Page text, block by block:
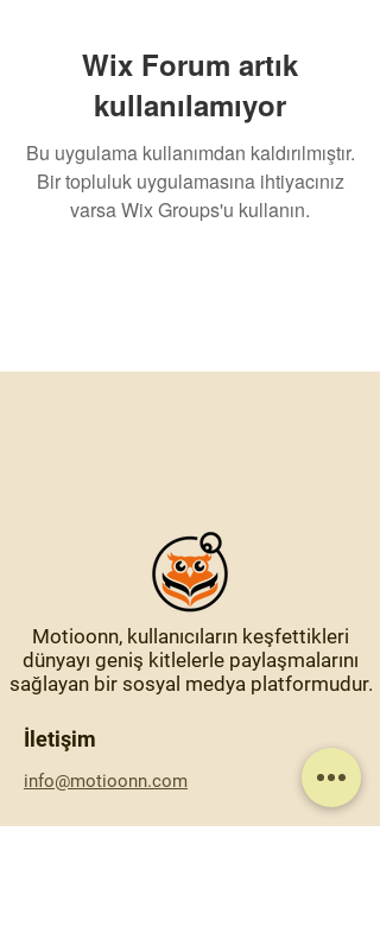
Wix Forum artık
kullanılamıyor
Bu uygulama kullanımdan kaldırılmıştır.
Bir topluluk uygulamasına ihtiyacınız
varsa Wix Groups'u kullanın.
Motioonn, kullanıcıların keşfettikleri
dünyayı geniş kitlelerle paylaşmalarını
sağlayan bir sosyal medya platformudur.
İletişim
info@motioonn.com